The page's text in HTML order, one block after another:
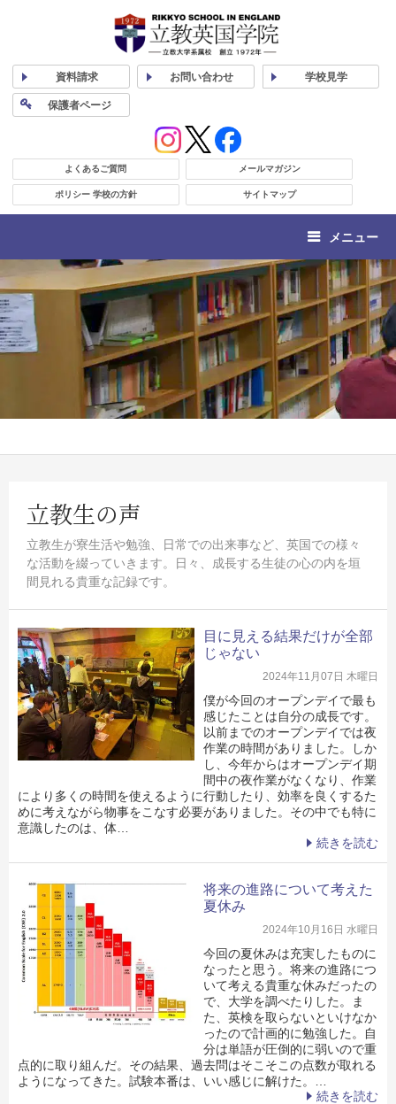
資料請求 お問い合わせ 学校見学
保護者ページ
よくあるご質問 メールマガジン
ポリシー 学校の方針 サイトマップ
メニュー
立教生の声
立教生が寮生活や勉強、日常での出来事など、英国での様々
な活動を綴っていきます。日々、成長する生徒の心の内を垣
間見れる貴重な記録です。
目に見える結果だけが全部
じゃない
2024年11月07日 木曜日
僕が今回のオープンデイで最も
感じたことは自分の成長です。
以前までのオープンデイでは夜
作業の時間がありました。しか
し、今年からはオープンデイ期
間中の夜作業がなくなり、作業
により多くの時間を使えるように行動したり、効率を良くするた
めに考えながら物事をこなす必要がありました。その中でも特に
意識したのは、体…
続きを読む
将来の進路について考えた
夏休み
2024年10月16日 水曜日
今回の夏休みは充実したものに
なったと思う。将来の進路につ
いて考える貴重な休みだったの
で、大学を調べたりした。ま
た、英検を取らないといけなか
ったので計画的に勉強した。自
分は単語が圧倒的に弱いので重
点的に取り組んだ。その結果、過去問はそこそこの点数が取れる
ようになってきた。試験本番は、いい感じに解けた。…
続きを読む